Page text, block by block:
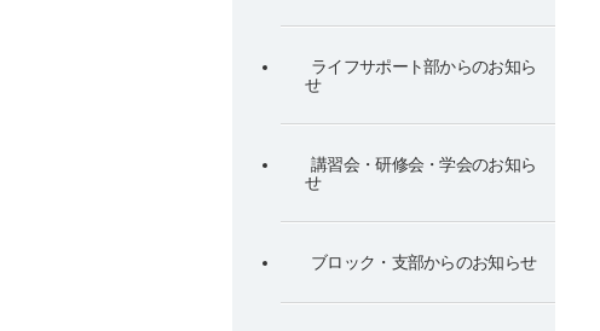
ライフサポート部からのお知ら
せ
講習会・研修会・学会のお知ら
せ
ブロック・支部からのお知らせ